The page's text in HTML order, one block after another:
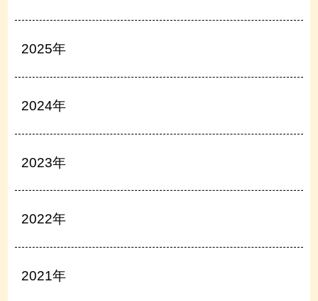
2025年
2024年
2023年
2022年
2021年